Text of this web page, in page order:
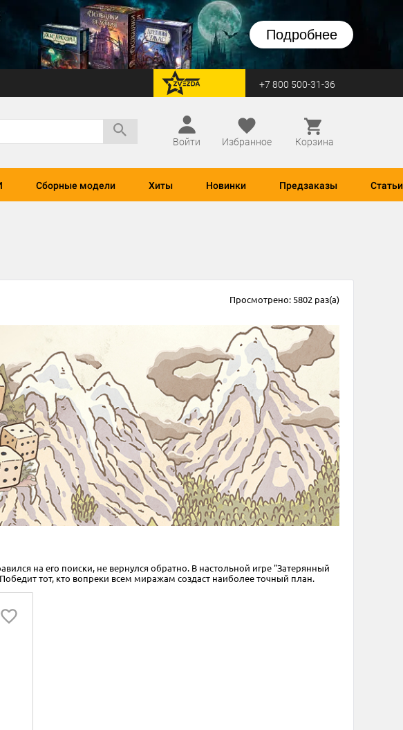
Подробнее
перейти на Zvezda +7 800 500-31-36
Войти
Избранное Корзина
Сборные модели Хиты Новинки Предзаказы Статьи
Просмотрено: 5802 раз(а)
на его поиски, не вернулся обратно. В настольной игре "Затерянный
тот, кто вопреки всем миражам создаст наиболее точный план.